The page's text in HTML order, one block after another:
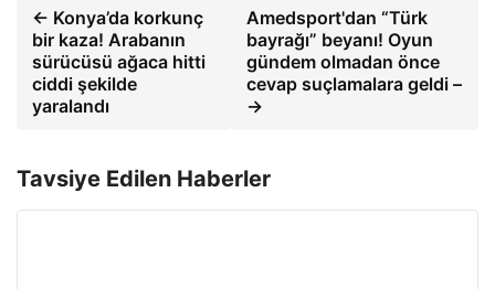
← Konya’da korkunç
bir kaza! Arabanın
sürücüsü ağaca hitti
ciddi şekilde
yaralandı
Amedsport'dan “Türk
bayrağı” beyanı! Oyun
gündem olmadan önce
cevap suçlamalara geldi –
→
Tavsiye Edilen Haberler